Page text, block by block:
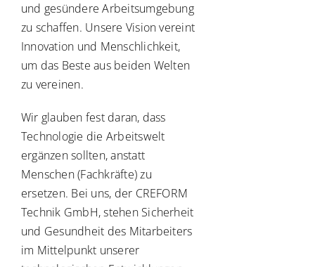
und gesündere Arbeitsumgebung
zu schaffen. Unsere Vision vereint
Innovation und Menschlichkeit,
um das Beste aus beiden Welten
zu vereinen.
Wir glauben fest daran, dass
Technologie die Arbeitswelt
ergänzen sollten, anstatt
Menschen (Fachkräfte) zu
ersetzen. Bei uns, der CREFORM
Technik GmbH, stehen Sicherheit
und Gesundheit des Mitarbeiters
im Mittelpunkt unserer